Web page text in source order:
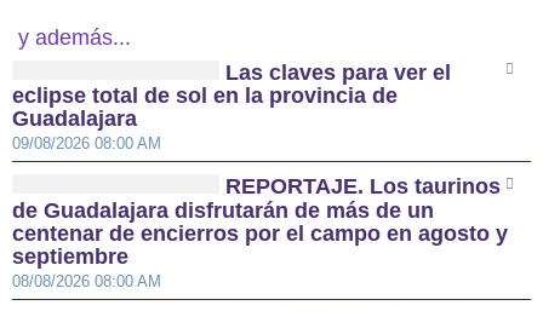
y además...
Las claves para ver el
eclipse total de sol en la provincia de
Guadalajara
09/08/2026 08:00 AM
REPORTAJE. Los taurinos
de Guadalajara disfrutarán de más de un
centenar de encierros por el campo en agosto y
septiembre
08/08/2026 08:00 AM